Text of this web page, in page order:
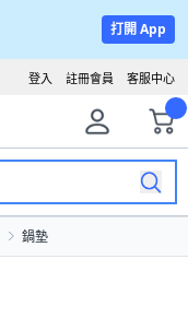
打開 App
客服中心
註冊會員
登入
鍋墊